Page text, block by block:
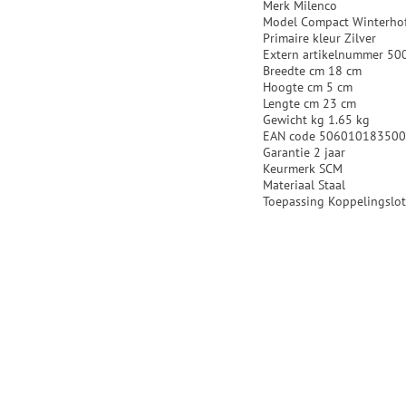
Merk Milenco
Model Compact
Primaire kleur Zilver
Extern artikelnummer
Breedte cm 18 cm
Hoogte cm 5 cm
Lengte cm 23 cm
Gewicht kg 1.65 kg
EAN code
Garantie 2 jaar
Keurmerk SCM
Materiaal Staal
Toepassing Koppelingslot